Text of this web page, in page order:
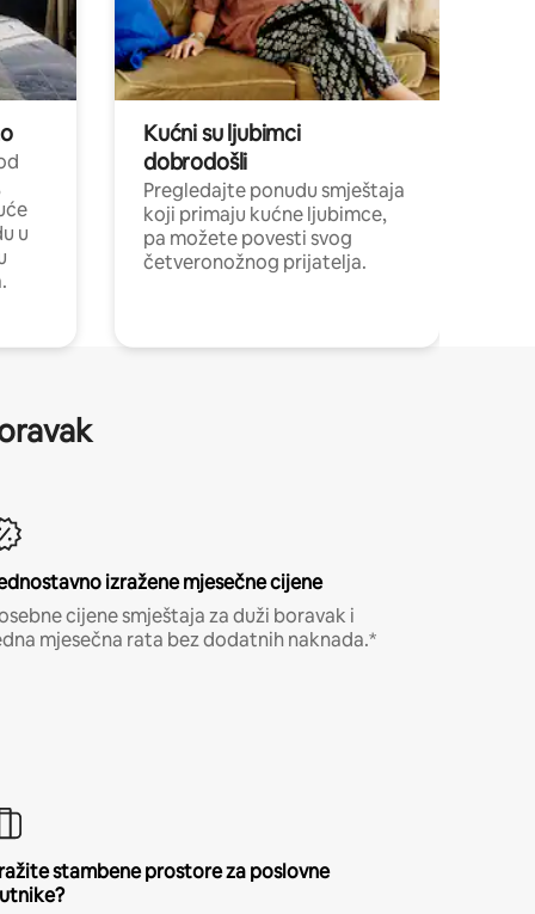
u
Kućni su ljubimci
dobrodošli
Pregledajte ponudu smještaja
koji primaju kućne ljubimce,
pa možete povesti svog
četveronožnog prijatelja.
izražene mjesečne cijene
cijene smještaja za duži boravak i
mjesečna rata bez dodatnih naknada.*
stambene prostore za poslovne